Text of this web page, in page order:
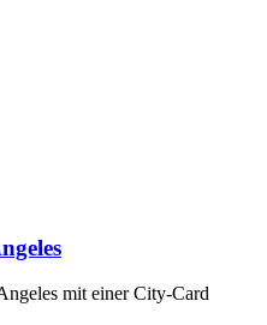
mit einer City-Card